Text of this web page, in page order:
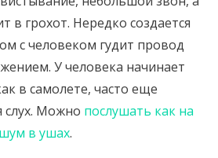
в грохот. Нередко создается
с человеком гудит провод
У человека начинает
в самолете, часто еще
слух. Можно послушать как на
в ушах.